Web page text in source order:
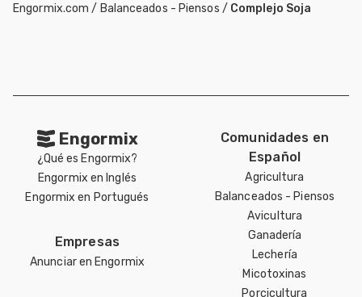
Engormix.com / Balanceados - Piensos / Complejo Soja
Engormix
¿Qué es Engormix?
Engormix en Inglés
Engormix en Portugués
Empresas
Anunciar en Engormix
Comunidades en
Español
Agricultura
Balanceados - Piensos
Avicultura
Ganadería
Lechería
Micotoxinas
Porcicultura